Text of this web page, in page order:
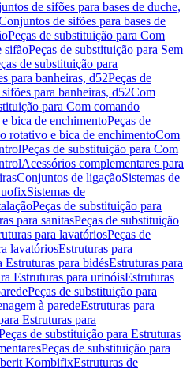
de sifões para bases de duche,
de sifões para bases de
Peças de substituição para Com
sifãoPeças de substituição para Sem
de substituição para
para banheiras, d52Peças de
para banheiras, d52Com
para Com comando
bica de enchimentoPeças de
rotativo e bica de enchimentoCom
Peças de substituição para Com
Acessórios complementares para
Conjuntos de ligaçãoSistemas de
Sistemas de
Peças de substituição para
para sanitasPeças de substituição
para lavatóriosPeças de
lavatóriosEstruturas para
Estruturas para bidésEstruturas para
Estruturas para urinóisEstruturas
Peças de substituição para
à paredeEstruturas para
Estruturas para
de substituição para Estruturas
Peças de substituição para
KombifixEstruturas de